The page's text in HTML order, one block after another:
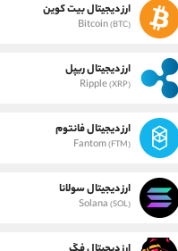
ارز دیجیتال بیت کوین
Bitcoin(BTC)
ارز دیجیتال ریپل
Ripple(XRP)
ارز دیجیتال فانتوم
Fantom(FTM)
ارز دیجیتال سولانا
Solana (SOL)